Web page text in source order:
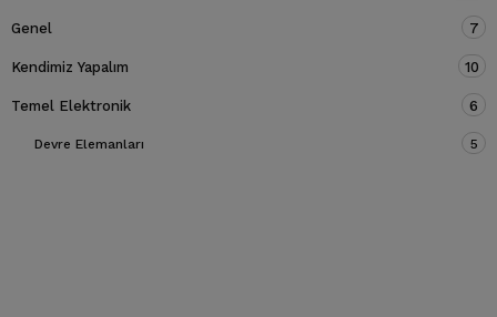
Genel 7
Kendimiz Yapalım 10
Temel Elektronik 6
Devre Elemanları 5